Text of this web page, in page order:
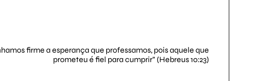
firme a esperança que professamos, pois aquele que
prometeu é fiel para cumprir” (Hebreus 10:23)